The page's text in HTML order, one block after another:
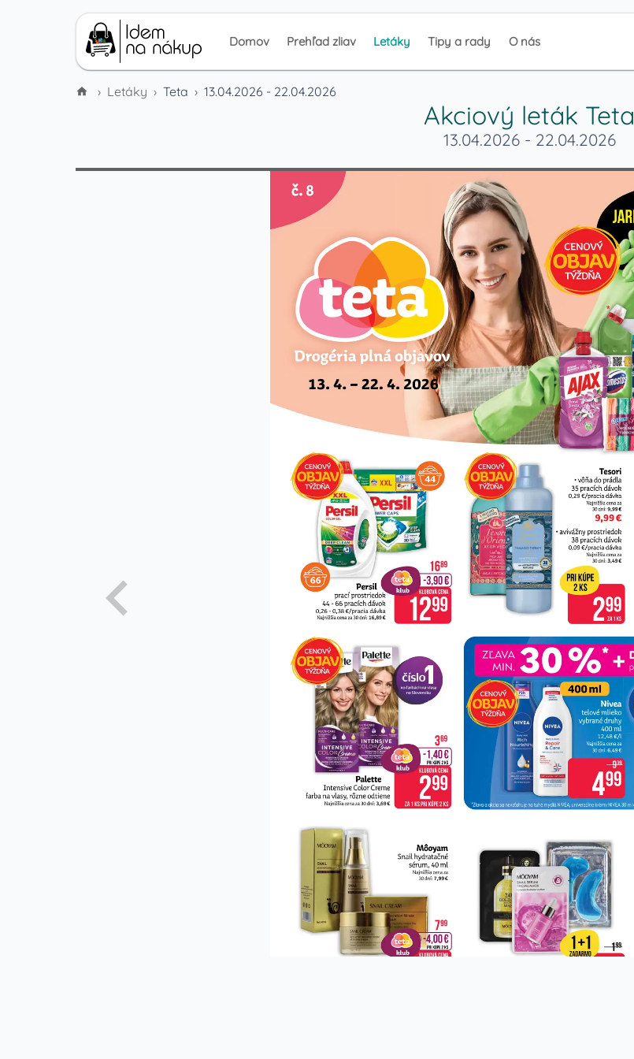
Domov Prehľad zliav Letáky Tipy a rady O nás
› Letáky › Teta › 13.04.2026 - 22.04.2026
Akciový leták Teta
13.04.2026- 22.04.2026